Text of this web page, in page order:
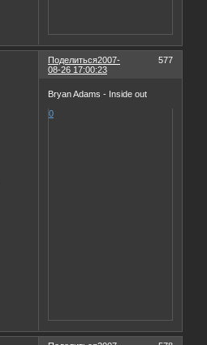
Поделиться 577
2007-
08-26 17:00:23
Bryan Adams - Inside out
0